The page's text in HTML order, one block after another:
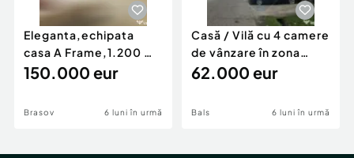
Eleganta,echipata
casa A Frame,1.200 mp
teren,deschidere Pia
150.000 eur
Brasov 6 luni în urmă
Casă / Vilă cu 4 camere
de vânzare în zona
Periferie
62.000 eur
Bals 6 luni în urmă